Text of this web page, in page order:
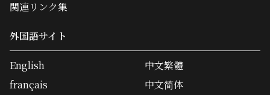
関連リンク集
外国語サイト
English
français
中文繁體
中文简体